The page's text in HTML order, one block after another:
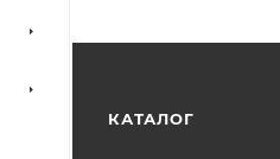
наличие на
КАТАЛОГ